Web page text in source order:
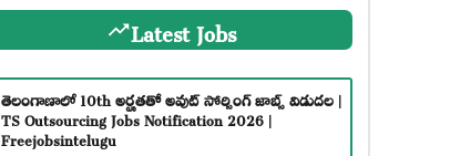
Latest Jobs
తెలంగాణాలో 10th అర్హతతో అవుట్ సోర్సింగ్ జాబ్స్ విడుదల |
TS Outsourcing Jobs Notification 2026 |
Freejobsintelugu